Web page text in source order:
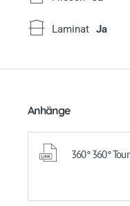
Laminat Ja
Anhänge
360° 360° Tour